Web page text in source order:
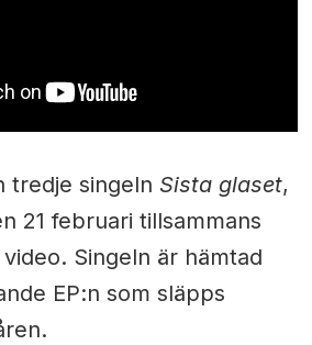
tredje singeln Sista glaset,
21 februari tillsammans
Singeln är hämtad
EP:n som släpps